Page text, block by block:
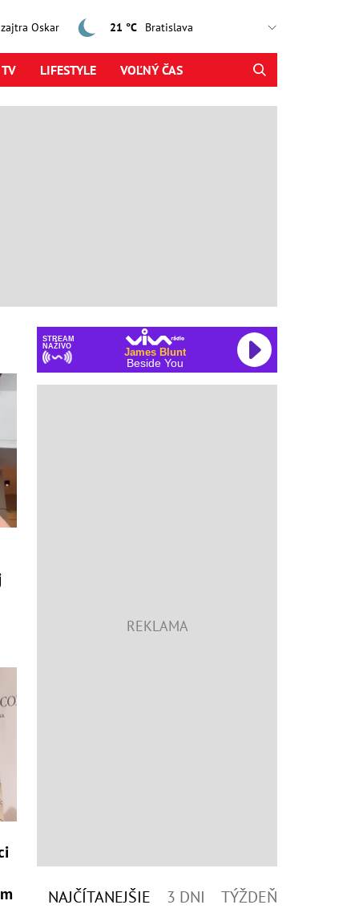
Oskar 21 °C
LIFESTYLE VOĽNÝ ČAS
STREAM
NAŽIVO
James Blunt
Beside You
NAJČÍTANEJŠIE 3 DNI TÝŽDEŇ